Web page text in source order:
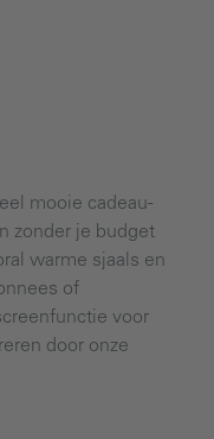
mooie cadeau-
zonder je budget
warme sjaals en
of
voor
door onze